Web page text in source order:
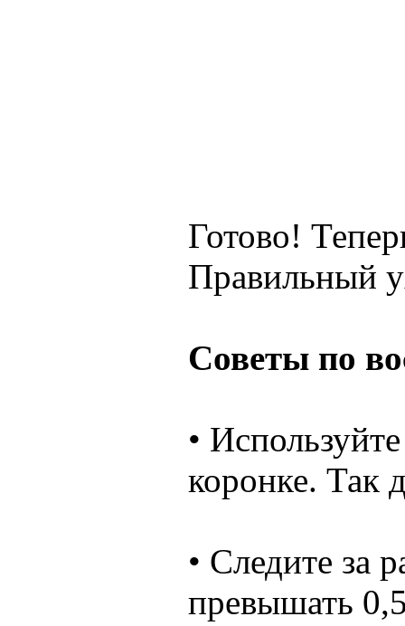
Готово!
Правильный
Советы по
•
коронке. Так
• Следите за
превышать